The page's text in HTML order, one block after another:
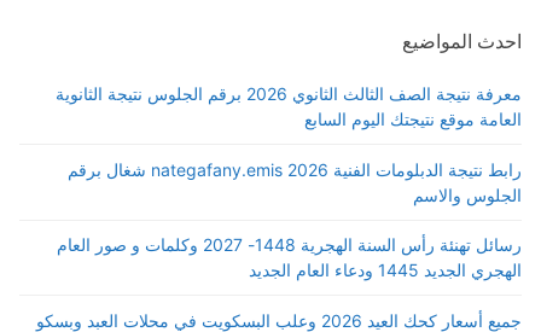
احدث المواضيع
معرفة نتيجة الصف الثالث الثانوي 2026 برقم الجلوس نتيجة الثانوية
العامة موقع نتيجتك اليوم السابع
رابط نتيجة الدبلومات الفنية 2026 nategafany.emis شغال برقم
الجلوس والاسم
رسائل تهنئة رأس السنة الهجرية 1448- 2027 وكلمات و صور العام
الهجري الجديد 1445 ودعاء العام الجديد
جميع أسعار كحك العيد 2026 وعلب البسكويت في محلات العبد وبسكو